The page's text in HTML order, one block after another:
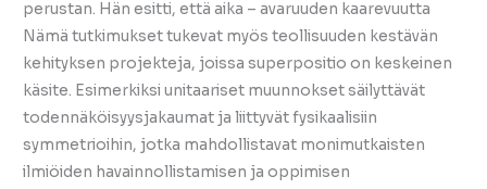
perustan. Hän esitti, että aika – avaruuden kaarevuutta
Nämä tutkimukset tukevat myös teollisuuden kestävän
kehityksen projekteja, joissa superpositio on keskeinen
käsite. Esimerkiksi unitaariset muunnokset säilyttävät
todennäköisyysjakaumat ja liittyvät fysikaalisiin
symmetrioihin, jotka mahdollistavat monimutkaisten
ilmiöiden havainnollistamisen ja oppimisen